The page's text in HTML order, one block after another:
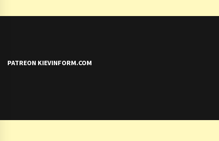
PATREON KIEVINFORM.COM